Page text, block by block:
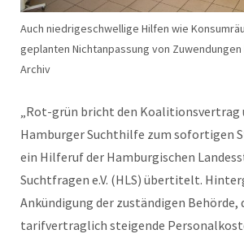
Auch niedrigeschwellige Hilfen wie
geplanten Nichtanpassung von
Archiv
„Rot-grün bricht den Koalitionsvertrag
Hamburger Suchthilfe zum sofortigen
ein Hilferuf der Hamburgischen
Suchtfragen e.V. (HLS) übertitelt.
Ankündigung der zuständigen Behörde,
tarifvertraglich steigende